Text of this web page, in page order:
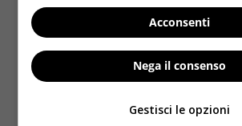
Acconsenti
Nega il consenso
Gestisci le opzioni